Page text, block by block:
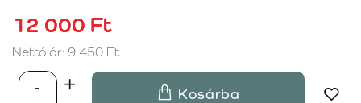
12 000 Ft
Nettó ár: 9 450 Ft
Kosárba